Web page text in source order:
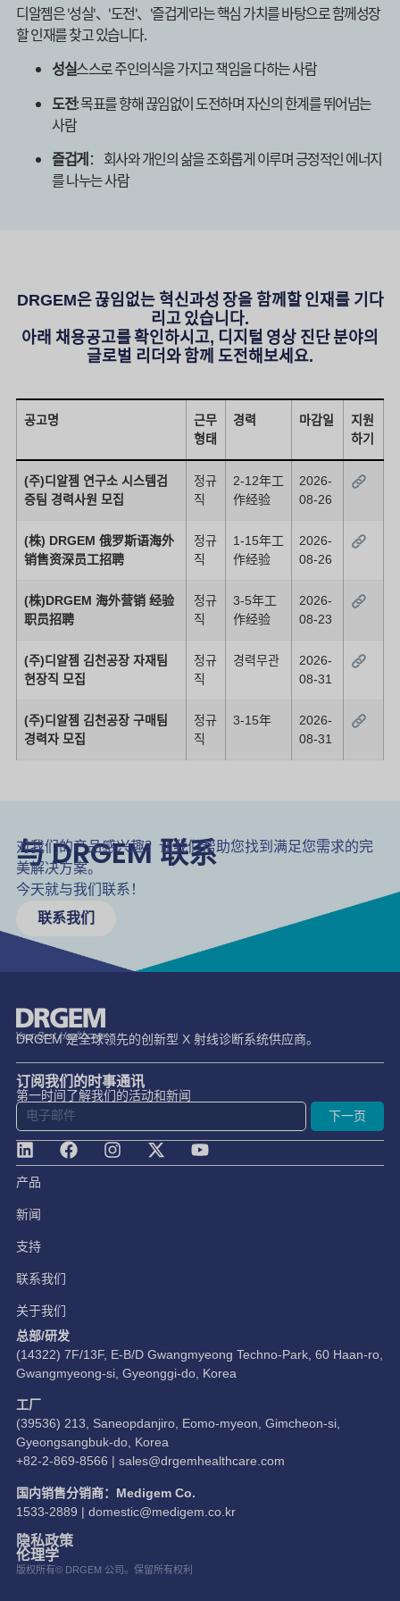
디알젬은 '성실'、'도전'、'즐겁게'라는 핵심 가치를 바탕으로 함께성장
할 인재를 찾고 있습니다.
성실스스로 주인의식을 가지고 책임을 다하는 사람
도전: 목표를 향해 끊임없이 도전하며 자신의 한계를 뛰어넘는
사람
즐겁게 ： 회사와 개인의 삶을 조화롭게 이루며 긍정적인 에너지
를 나누는 사람
DRGEM은 끊임없는 혁신과성 장을 함께할 인재를 기다
리고 있습니다.
아래 채용공고를 확인하시고, 디지털 영상 진단 분야의
글로벌 리더와 함께 도전해보세요.
공고명
근무
형태
경력 마감일
지원
하기
(주)디알젬 연구소 시스템검
증팀 경력사원 모집
정규
직
2-12年工
作经验
2026-
08-26
(株) DRGEM 俄罗斯语海外
销售资深员工招聘
정규
직
1-15年工
作经验
2026-
08-26
(株)DRGEM 海外营销 经验
职员招聘
정규
직
3-5年工
作经验
2026-
08-23
(주)디알젬 김천공장 자재팀
현장직 모집
정규
직
경력무관
2026-
08-31
(주)디알젬 김천공장 구매팀
경력자 모집
정규
직
3-15年
2026-
08-31
与 DRGEM 联系
对我们的产品感兴趣？让我们帮助您找到满足您需求的完
美解决方案。
今天就与我们联系！
联系我们
DRGEM 是全球领先的创新型 X 射线诊断系统供应商。
订阅我们的时事通讯
第一时间了解我们的活动和新闻
下一页
产品
新闻
支持
联系我们
关于我们
总部/研发
(14322) 7F/13F, E-B/D Gwangmyeong Techno-Park, 60 Haan-ro,
Gwangmyeong-si, Gyeonggi-do, Korea
工厂
(39536) 213, Saneopdanjiro, Eomo-myeon, Gimcheon-si,
Gyeongsangbuk-do, Korea
+82-2-869-8566 | sales@drgemhealthcare.com
国内销售分销商：Medigem Co.
1533-2889 | domestic@medigem.co.kr
隐私政策
伦理学
版权所有© DRGEM 公司。保留所有权利